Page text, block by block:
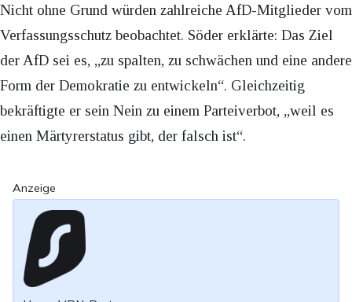
Nicht ohne Grund würden zahlreiche AfD-Mitglieder vom
Verfassungsschutz beobachtet. Söder erklärte: Das Ziel
der AfD sei es, „zu spalten, zu schwächen und eine andere
Form der Demokratie zu entwickeln“. Gleichzeitig
bekräftigte er sein Nein zu einem Parteiverbot, „weil es
einen Märtyrerstatus gibt, der falsch ist“.
Anzeige